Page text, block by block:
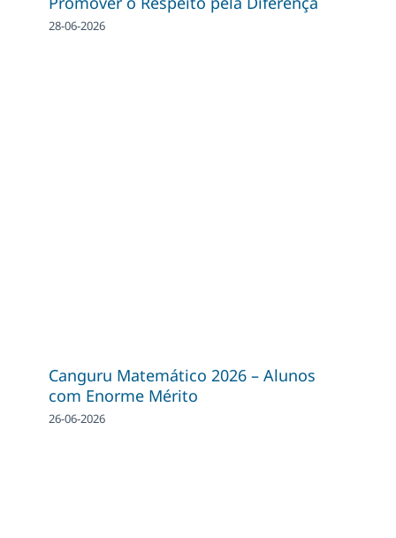
28-06-2026
Canguru Matemático 2026 – Alunos
com Enorme Mérito
26-06-2026